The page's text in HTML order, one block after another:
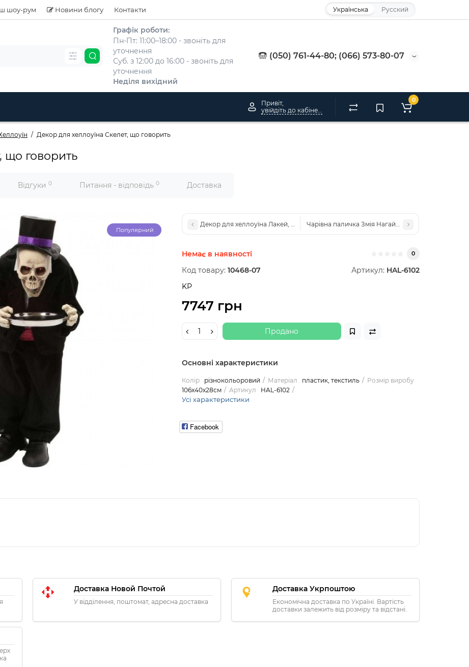
шоу-рум Новини блогу Контакти Українська Русский
Графік роботи:
Пн-Пт: 11:00–18:00 - звоніть для
уточнення
Суб. з 12:00 до 16:00 - звоніть для
уточнення
Неділя вихідний
(050) 761-44-80; (066) 573-80-07
Привіт,
0
Декор для хеллоуїна Скелет, що говорить
що говорить
Відгуки 0 Питання - відповідь 0 Доставка
Популярний
Декор для хеллоуїна Лакей, що говоритьЧарівна паличка Змія Нагайна
Немає в наявності 0
Код товару: 10468-07 Артикул: HAL-6102
KP
7747 грн
Продано
Основні характеристики
Колір різнокольоровий Матеріал пластик, текстиль
Розмір виробу
106х40х28см
Артикул HAL-6102
Усі характеристики
Facebook
Доставка Новой Почтой
У відділення, поштомат, адресна доставка
Доставка Укрпоштою
Економічна доставка по Україні. Вартість
доставки залежить від розміру та відстані.